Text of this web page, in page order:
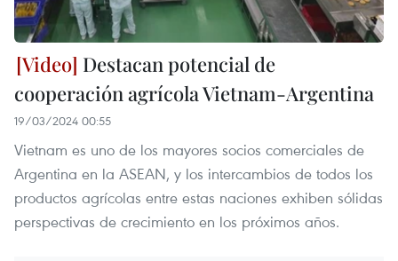
Destacan potencial de
cooperación agrícola Vietnam-Argentina
19/03/2024 00:55
Vietnam es uno de los mayores socios comerciales de
Argentina en la ASEAN, y los intercambios de todos los
productos agrícolas entre estas naciones exhiben sólidas
perspectivas de crecimiento en los próximos años.